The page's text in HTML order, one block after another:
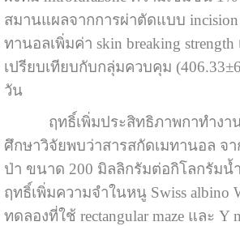
สมานแผลจากการผ่าตัดแบบ
ทานอลเพิ่มค่า skin breaking strength
เปรียบเทียบกับกลุ่มควบคุม
วัน
ฤทธิ์เพิ่มประสิทธิภาพกาทำงาน
ศึกษาวิจัยพบว่าสารสกัดเมทานอล จ
ป่า ขนาด 200 มิลลิกรัมต่อกิโลกรัมน้
ฤทธิ์เพิ่มความจำในหนู Swiss albino
ทดลองที่ใช้ rectangular maze และ Y